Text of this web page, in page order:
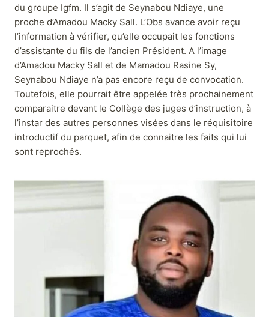
du groupe Igfm. Il s’agit de Seynabou Ndiaye, une
proche d’Amadou Macky Sall. L’Obs avance avoir reçu
l’information à vérifier, qu’elle occupait les fonctions
d’assistante du fils de l’ancien Président. A l’image
d’Amadou Macky Sall et de Mamadou Rasine Sy,
Seynabou Ndiaye n’a pas encore reçu de convocation.
Toutefois, elle pourrait être appelée très prochainement
comparaitre devant le Collège des juges d’instruction, à
l’instar des autres personnes visées dans le réquisitoire
introductif du parquet, afin de connaitre les faits qui lui
sont reprochés.